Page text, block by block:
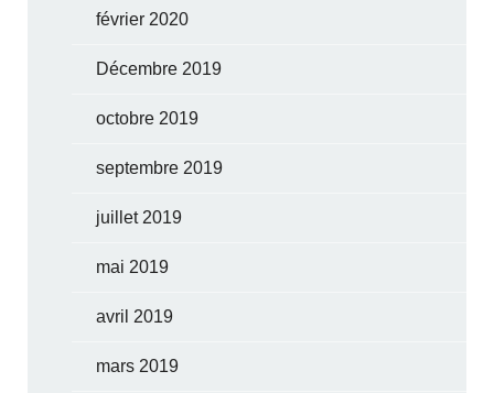
février 2020
Décembre 2019
octobre 2019
septembre 2019
juillet 2019
mai 2019
avril 2019
mars 2019